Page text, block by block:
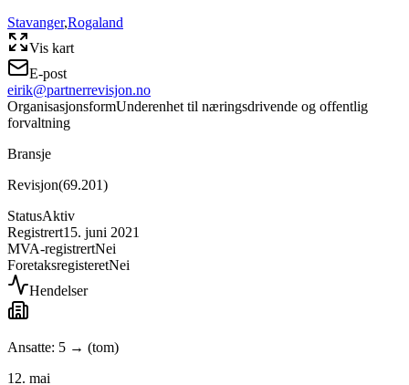
Stavanger,Rogaland
Vis kart
E-post
eirik@partnerrevisjon.no
OrganisasjonsformUnderenhet til næringsdrivende og offentlig
forvaltning
Bransje
Revisjon(69.201)
StatusAktiv
Registrert15. juni 2021
MVA-registrertNei
ForetaksregisteretNei
Hendelser
Ansatte: 5 → (tom)
12. mai